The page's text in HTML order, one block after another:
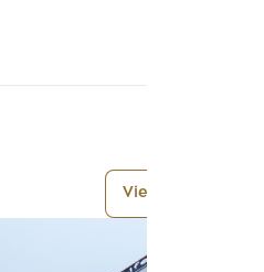
View More